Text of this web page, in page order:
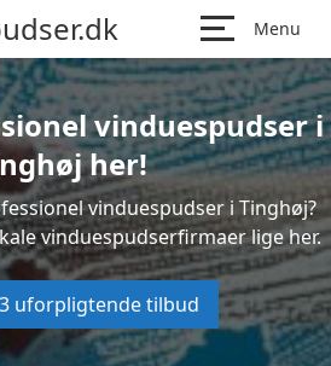
Menu
vinduespudser i
her!
vinduespudser i Tinghøj?
vinduespudserfirmaer lige her.
uforpligtende tilbud